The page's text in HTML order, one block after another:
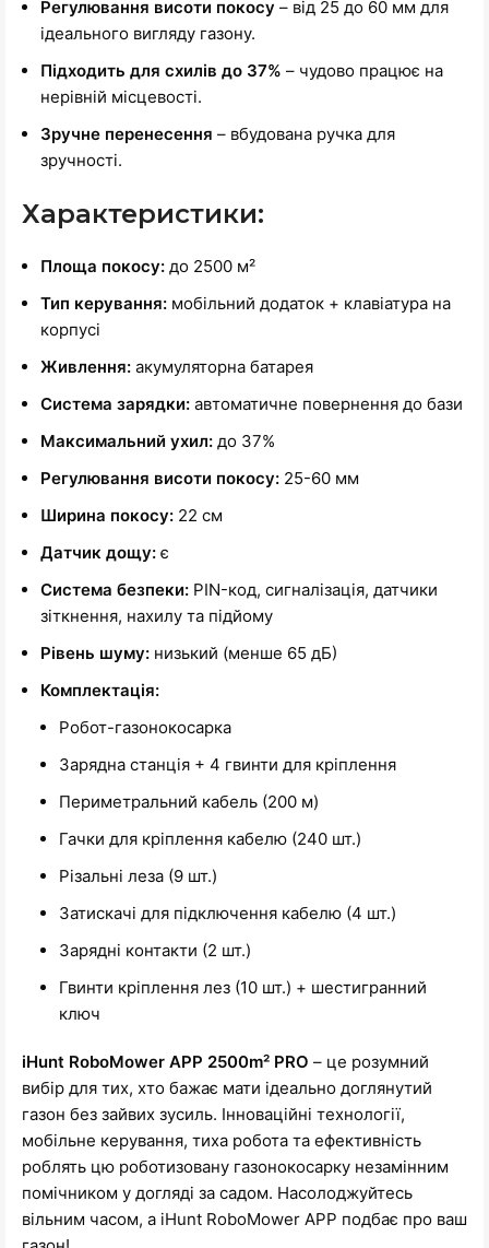
Регулювання висоти покосу – від 25 до 60 мм для
ідеального вигляду газону.
Підходить для схилів до 37% – чудово працює на
нерівній місцевості.
Зручне перенесення – вбудована ручка для
зручності.
Характеристики:
Площа покосу: до 2500 м²
Тип керування: мобільний додаток + клавіатура на
корпусі
Живлення: акумуляторна батарея
Система зарядки: автоматичне повернення до бази
Максимальний ухил: до 37%
Регулювання висоти покосу: 25-60 мм
Ширина покосу: 22 см
Датчик дощу: є
Система безпеки: PIN-код, сигналізація, датчики
зіткнення, нахилу та підйому
Рівень шуму: низький (менше 65 дБ)
Комплектація:
Робот-газонокосарка
Зарядна станція + 4 гвинти для кріплення
Периметральний кабель (200 м)
Гачки для кріплення кабелю (240 шт.)
Різальні леза (9 шт.)
Затискачі для підключення кабелю (4 шт.)
Зарядні контакти (2 шт.)
Гвинти кріплення лез (10 шт.) + шестигранний
ключ
iHunt RoboMower APP 2500m² PRO – це розумний
вибір для тих, хто бажає мати ідеально доглянутий
газон без зайвих зусиль. Інноваційні технології,
мобільне керування, тиха робота та ефективність
роблять цю роботизовану газонокосарку незамінним
помічником у догляді за садом. Насолоджуйтесь
вільним часом, а iHunt RoboMower APP подбає про ваш